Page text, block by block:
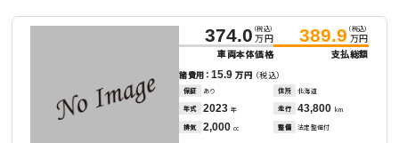
374.0 （税込）
万円
車両本体価格
389.9 （税込）
万円
支払総額
諸費用：15.9万円 （税込）
保証 あり 住所 北海道
年式 2023 年 走行 43,800 km
排気 2,000 cc 整備 法定整備付